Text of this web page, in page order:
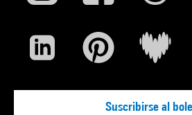
Suscribirse al